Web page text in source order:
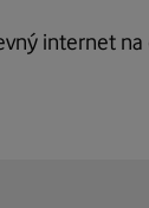
internet na